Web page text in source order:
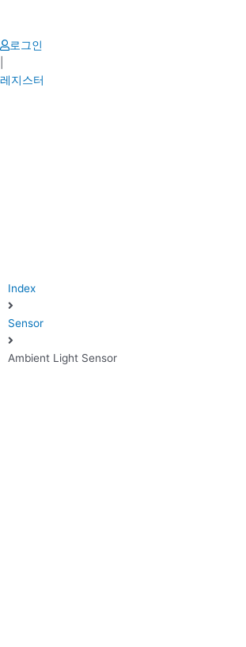
content
로그인
레지스터
Index
Sensor
Ambient Light Sensor